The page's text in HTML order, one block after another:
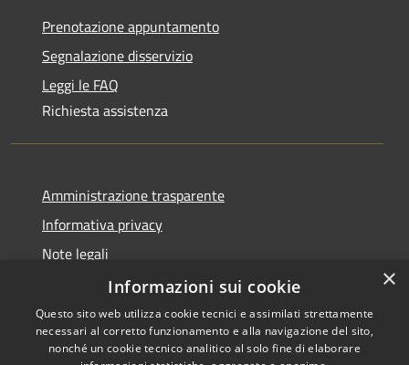
Prenotazione appuntamento
Segnalazione disservizio
Leggi le FAQ
Richiesta assistenza
Amministrazione trasparente
Informativa privacy
Note legali
Dichiarazione di accessibilità
×
Informazioni sui cookie
Questo sito web utilizza cookie tecnici e assimilati strettamente
necessari al corretto funzionamento e alla navigazione del sito,
nonché un cookie tecnico analitico al solo fine di elaborare